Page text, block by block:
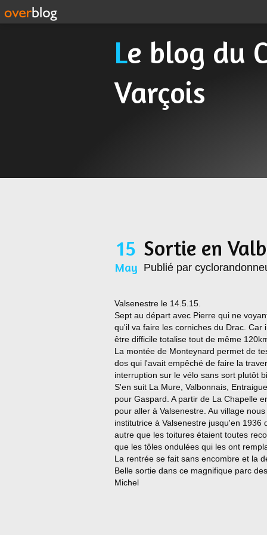
Le blog du Cyclo Randonneur
Varçois
15
May
Sortie en
Publié par
Valsenestre le 14.5.15.
Sept au départ avec Pierre qui ne
qu'il va faire les corniches du Drac. Car
être difficile totalise tout de même
La montée de Monteynard permet de
dos qui l'avait empêché de faire la
interruption sur le vélo sans sort plutôt
S'en suit La Mure, Valbonnais,
pour Gaspard. A partir de La Chapelle
pour aller à Valsenestre. Au village
institutrice à Valsenestre jusqu'en
autre que les toitures étaient toutes
que les tôles ondulées qui les ont
La rentrée se fait sans encombre et la
Belle sortie dans ce magnifique parc
Michel